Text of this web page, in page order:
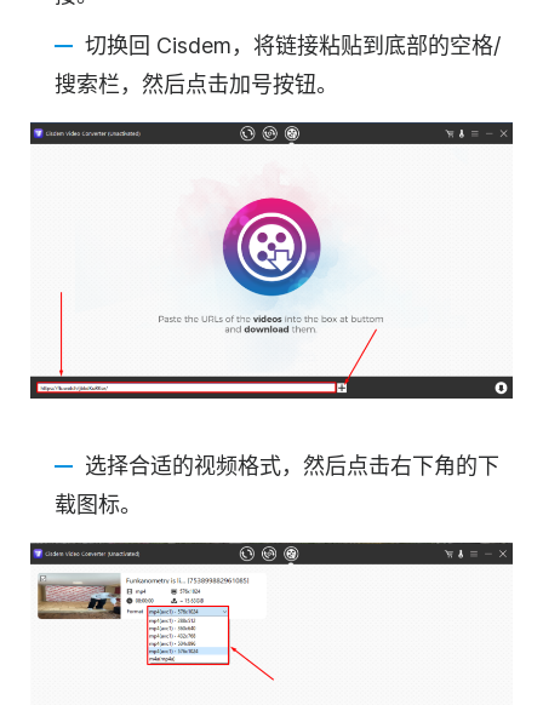
切换回 Cisdem，将链接粘贴到底部的空格/
搜索栏，然后点击加号按钮。
选择合适的视频格式，然后点击右下角的下
载图标。